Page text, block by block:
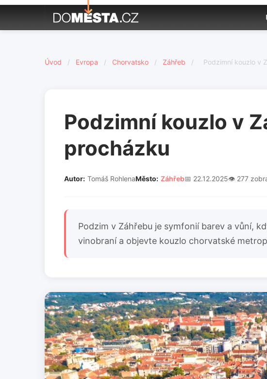
Úvod / Evropa / Chorvatsko / Záhřeb / Podzimní kouzlo v
Podzimní kouzlo v
procházku
Autor: Tomáš RohlenaMěsto: Záhřeb📅 22.12.2025👁️ 277
Podzim v Záhřebu je symfonií barev a vůní,
vinobraní a objevte kouzlo chorvatské